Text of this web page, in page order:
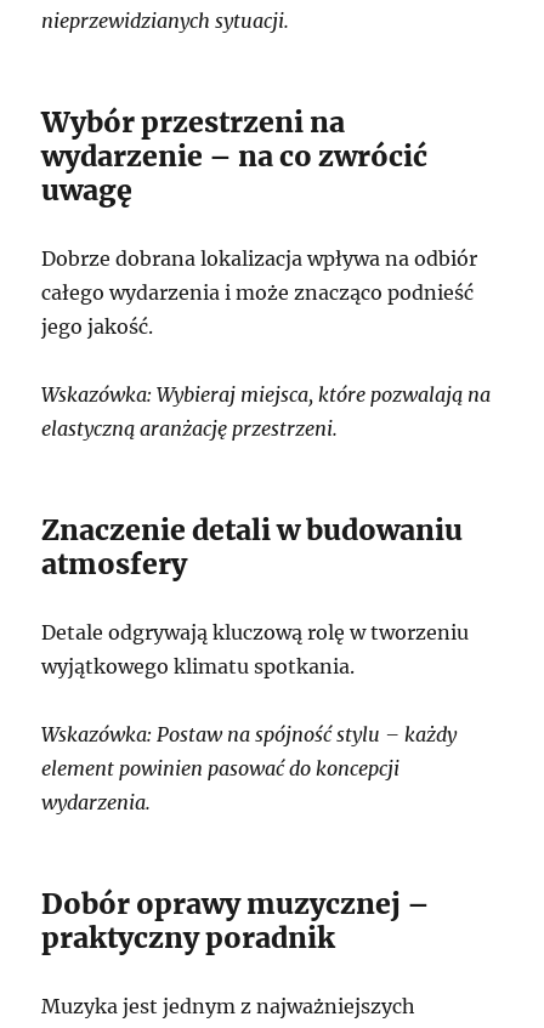
nieprzewidzianych sytuacji.
Wybór przestrzeni na
wydarzenie – na co zwrócić
uwagę
Dobrze dobrana lokalizacja wpływa na odbiór
całego wydarzenia i może znacząco podnieść
jego jakość.
Wskazówka: Wybieraj miejsca, które pozwalają na
elastyczną aranżację przestrzeni.
Znaczenie detali w budowaniu
atmosfery
Detale odgrywają kluczową rolę w tworzeniu
wyjątkowego klimatu spotkania.
Wskazówka: Postaw na spójność stylu – każdy
element powinien pasować do koncepcji
wydarzenia.
Dobór oprawy muzycznej –
praktyczny poradnik
Muzyka jest jednym z najważniejszych